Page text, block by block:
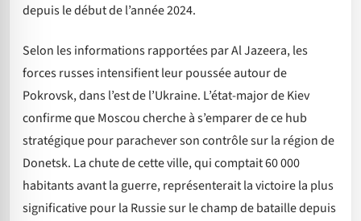
depuis le début de l’année 2024.
Selon les informations rapportées par Al Jazeera, les
forces russes intensifient leur poussée autour de
Pokrovsk, dans l’est de l’Ukraine. L’état-major de Kiev
confirme que Moscou cherche à s’emparer de ce hub
stratégique pour parachever son contrôle sur la région de
Donetsk. La chute de cette ville, qui comptait 60 000
habitants avant la guerre, représenterait la victoire la plus
significative pour la Russie sur le champ de bataille depuis